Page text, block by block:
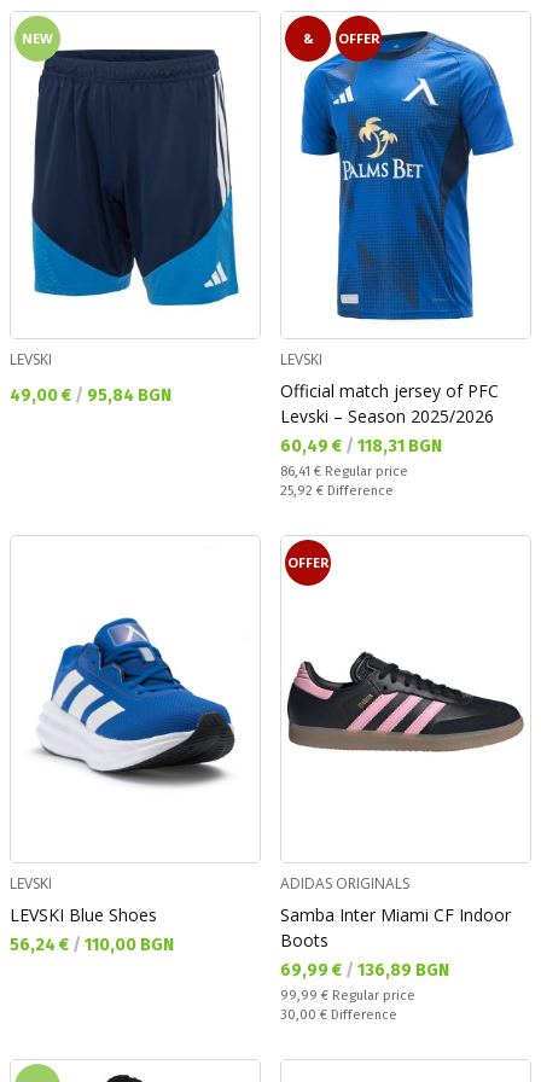
NEW
LEVSKI
Текуща цена:
49,00 € / 95,84 BGN
& OFFER
LEVSKI
Official match jersey of PFC
Levski – Season 2025/2026
Текуща цена:
60,49 € / 118,31 BGN
Regular price:
86,41 € Regular price
Спестявате:
25,92 € Difference
LEVSKI
LEVSKI Blue Shoes
Текуща цена:
56,24 € / 110,00 BGN
OFFER
ADIDAS ORIGINALS
Samba Inter Miami CF Indoor
Boots
Текуща цена:
69,99 € / 136,89 BGN
Regular price:
99,99 € Regular price
Спестявате:
30,00 € Difference